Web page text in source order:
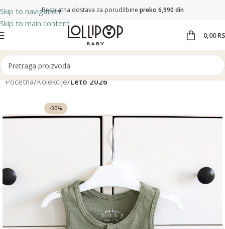
Skip to navigation
Skip to main content
Besplatna dostava za porudžbine preko 6,990 din
0,00
Početna Kolekcije Leto 2026
-30%